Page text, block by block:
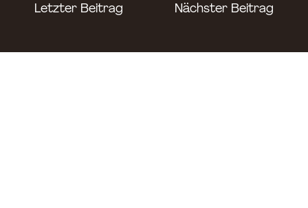
Letzter Beitrag Nächster Beitrag